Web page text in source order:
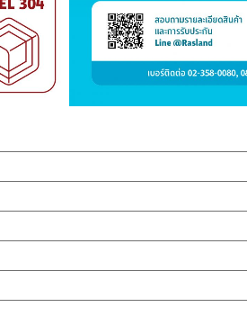
คุณภาพดี แข็งแรงทนทาน
ภาพดี แข็งแรงทนทาน ช่วยเพิ่มความสวยงา
งทันสมัย ดีไซน์โดดเด่นสวยงาม
นปกติ เช่นไม่ทำตก ไม่งัดหรือโยกสินค้าแรงๆ
ช็ดให้แห้ง
องจากผิวของสินค้าจะเสียหายได้